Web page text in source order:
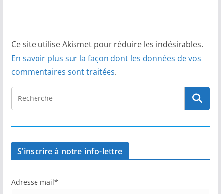
Ce site utilise Akismet pour réduire les indésirables.
En savoir plus sur la façon dont les données de vos
commentaires sont traitées.
S'inscrire à notre info-lettre
Adresse mail*